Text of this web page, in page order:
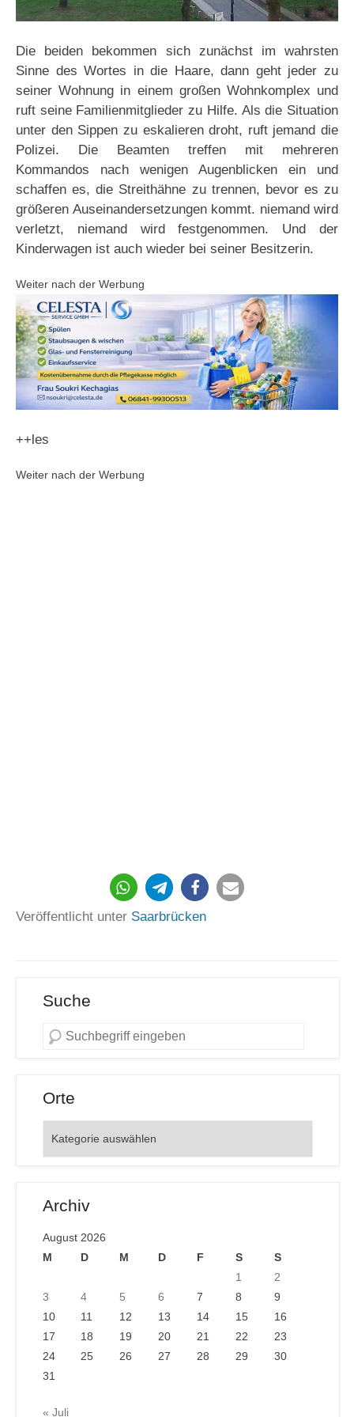
Die beiden bekommen sich zunächst im wahrsten
Sinne des Wortes in die Haare, dann geht jeder zu
seiner Wohnung in einem großen Wohnkomplex und
ruft seine Familienmitglieder zu Hilfe. Als die Situation
unter den Sippen zu eskalieren droht, ruft jemand die
Polizei. Die Beamten treffen mit mehreren
Kommandos nach wenigen Augenblicken ein und
schaffen es, die Streithähne zu trennen, bevor es zu
größeren Auseinandersetzungen kommt. niemand wird
verletzt, niemand wird festgenommen. Und der
Kinderwagen ist auch wieder bei seiner Besitzerin.
Weiter nach der Werbung
++les
Weiter nach der Werbung
Veröffentlicht unter Saarbrücken
Suche
Orte
Archiv
August 2026
M
D M D F S
S
1
2
3
4 5 6 7 8
9
10
11 12 13 14 15
16
17
18 19 20 21 22
23
24
25 26 27 28 29
30
31
« Juli